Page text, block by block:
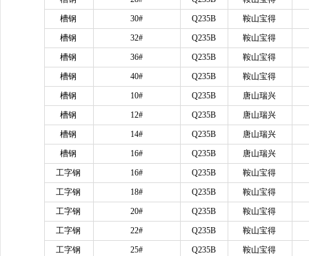
槽钢
30# Q235B
鞍山宝得
槽钢
32# Q235B
鞍山宝得
槽钢
36# Q235B
鞍山宝得
槽钢
40# Q235B
鞍山宝得
槽钢
10# Q235B
唐山瑞兴
槽钢
12# Q235B
唐山瑞兴
槽钢
14# Q235B
唐山瑞兴
槽钢
16# Q235B
唐山瑞兴
工字钢
16# Q235B
鞍山宝得
工字钢
18# Q235B
鞍山宝得
工字钢
20# Q235B
鞍山宝得
工字钢
22# Q235B
鞍山宝得
工字钢
25# Q235B
鞍山宝得